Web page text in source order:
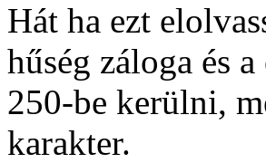
Hát ha ezt
hűség záloga és
250-be kerülni,
karakter.